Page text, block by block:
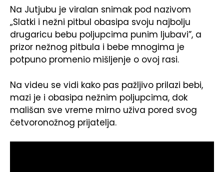
Na Jutjubu je viralan snimak pod nazivom
„Slatki i nežni pitbul obasipa svoju najbolju
drugaricu bebu poljupcima punim ljubavi”, a
prizor nežnog pitbula i bebe mnogima je
potpuno promenio mišljenje o ovoj rasi.
Na videu se vidi kako pas pažljivo prilazi bebi,
mazi je i obasipa nežnim poljupcima, dok
mališan sve vreme mirno uživa pored svog
četvoronožnog prijatelja.